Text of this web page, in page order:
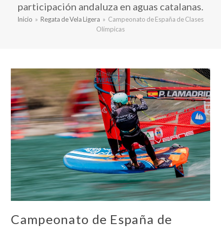
participación andaluza en aguas catalanas.
Inicio » Regata de Vela Ligera » Campeonato de España de Clases
Olímpicas
Campeonato de España de